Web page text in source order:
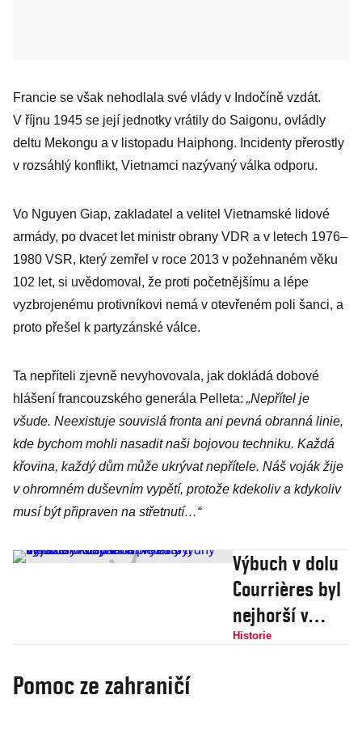
Francie se však nehodlala své vlády v Indočíně vzdát.
V říjnu 1945 se její jednotky vrátily do Saigonu, ovládly
deltu Mekongu a v listopadu Haiphong. Incidenty přerostly
v rozsáhlý konflikt, Vietnamci nazývaný válka odporu.
Vo Nguyen Giap, zakladatel a velitel Vietnamské lidové
armády, po dvacet let ministr obrany VDR a v letech 1976–
1980 VSR, který zemřel v roce 2013 v požehnaném věku
102 let, si uvědomoval, že proti početnějšímu a lépe
vyzbrojenému protivníkovi nemá v otevřeném poli šanci, a
proto přešel k partyzánské válce.
Ta nepříteli zjevně nevyhovovala, jak dokládá dobové
hlášení francouzského generála Pelleta: „Nepřítel je
všude. Neexistuje souvislá fronta ani pevná obranná linie,
kde bychom mohli nasadit naši bojovou techniku. Každá
křovina, každý dům může ukrývat nepřítele. Náš voják žije
v ohromném duševním vypětí, protože kdekoliv a kdykoliv
musí být připraven na střetnutí…“
Výbuch v dolu
Courrières byl
nejhorší v
dějinách.
Historie
Pomoc ze zahraničí